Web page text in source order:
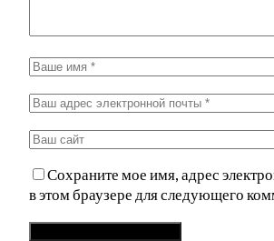
Сохраните мое имя, адрес
в этом браузере для следующего